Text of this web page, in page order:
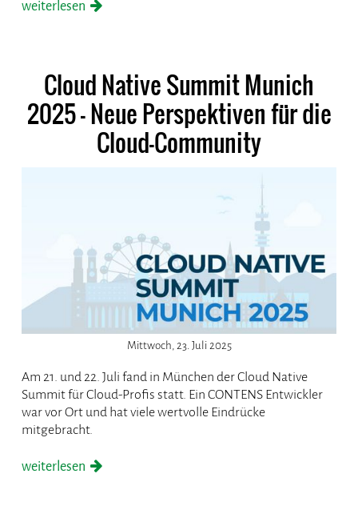
weiterlesen
Cloud Native Summit Munich
2025 - Neue Perspektiven für die
Cloud-Community
Mittwoch, 23. Juli 2025
Am 21. und 22. Juli fand in München der Cloud Native
Summit für Cloud-Profis statt. Ein CONTENS Entwickler
war vor Ort und hat viele wertvolle Eindrücke
mitgebracht.
weiterlesen